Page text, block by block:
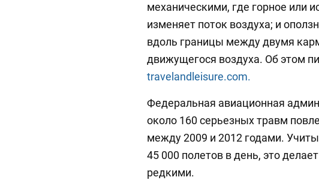
механическими, где горное или
изменяет поток воздуха; и
вдоль границы между двумя
движущегося воздуха. Об этом
travelandleisure.com.
Федеральная авиационная
около 160 серьезных травм
между 2009 и 2012 годами.
45 000 полетов в день, это
редкими.